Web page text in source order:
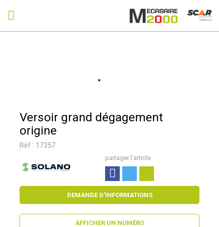
Adhérent
Versoir grand dégagement
origine
Réf : 17357
partager l'article
DEMANDE D'INFORMATIONS
AFFICHER UN NUMÉRO